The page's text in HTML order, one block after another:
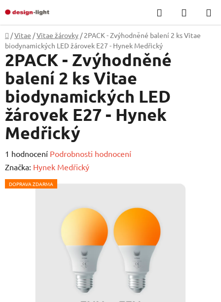
na
obsah
Hledat
KOŠÍK
Domů
/Vitae /Vitae žárovky / 2PACK - Zvýhodněné balení 2 ks Vitae
biodynamických LED žárovek E27 - Hynek Medřický
2PACK - Zvýhodněné
balení 2 ks Vitae
biodynamických LED
žárovek E27 - Hynek
Medřický
Průměrné
hodnocení
produktu
1 hodnocení Podrobnosti hodnocení
Značka: Hynek Medřický
DOPRAVA ZDARMA